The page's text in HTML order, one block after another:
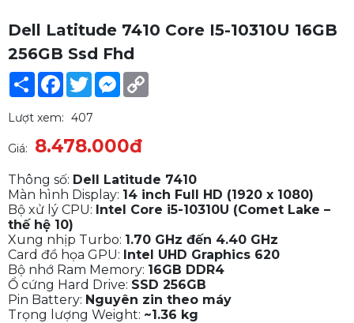
Dell Latitude 7410 Core I5-10310U 16GB
256GB Ssd Fhd
Share Facebook
TwitterMessenger
Lượt xem: 407
Giá: 8.478.000đ
Thông số: Dell Latitude 7410
Màn hình Display: 14 inch Full HD (1920 x 1080)
Bộ xử lý CPU: Intel Core i5-10310U (Comet Lake –
thế hệ 10)
Xung nhịp Turbo: 1.70 GHz đến 4.40 GHz
Card đồ họa GPU: Intel UHD Graphics 620
Bộ nhớ Ram Memory: 16GB DDR4
Ổ cứng Hard Drive: SSD 256GB
Pin Battery: Nguyên zin theo máy
Trọng lượng Weight: ~1.36 kg